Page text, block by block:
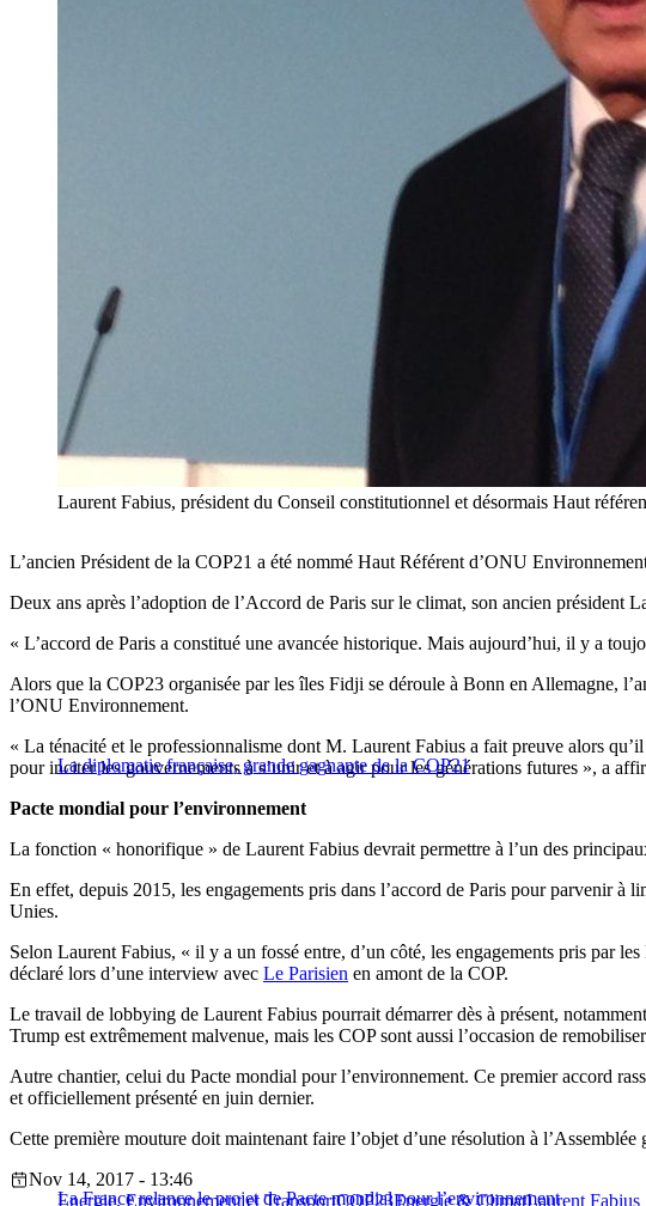
Laurent Fabius, président du Conseil constitutionnel et désormais Haut
L’ancien Président de la COP21 a été nommé Haut Référent d’ONU
Deux ans après l’adoption de l’Accord de Paris sur le climat, son ancien président
« L’accord de Paris a constitué une avancée historique. Mais aujourd’hui, il y a
Alors que la COP23 organisée par les îles Fidji se déroule à Bonn en Allemagne,
l’ONU Environnement.
La diplomatie française, grande gagnante de la COP21
« La ténacité et le professionnalisme dont M. Laurent Fabius a fait preuve alors
pour inciter les gouvernements à s’unir et à agir pour les générations futures », a
Pacte mondial pour l’environnement
La fonction « honorifique » de Laurent Fabius devrait permettre à l’un des
En effet, depuis 2015, les engagements pris dans l’accord de Paris pour parvenir à
Unies.
Selon Laurent Fabius, « il y a un fossé entre, d’un côté, les engagements pris par
déclaré lors d’une interview avec Le Parisien en amont de la COP.
Le travail de lobbying de Laurent Fabius pourrait démarrer dès à présent,
Trump est extrêmement malvenue, mais les COP sont aussi l’occasion de
Autre chantier, celui du Pacte mondial pour l’environnement. Ce premier accord
et officiellement présenté en juin dernier.
Cette première mouture doit maintenant faire l’objet d’une résolution à l’Assemblée
La France relance le projet de Pacte mondial pour l’environnement
Nov 14, 2017 - 13:46
Energie, Environnement et TransportCOP23Energie & ClimatLaurent Fabius